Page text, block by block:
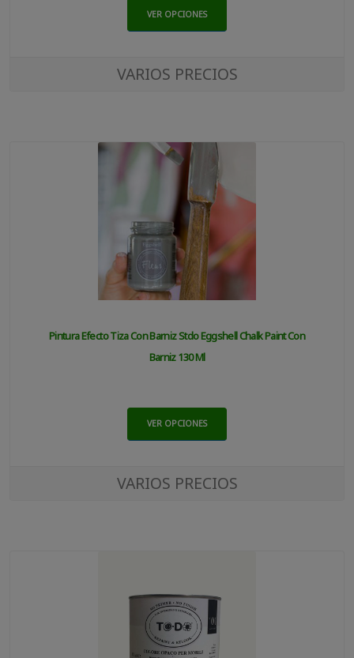
VER OPCIONES
VARIOS PRECIOS
Pintura Efecto Tiza Con Barniz Stdo Eggshell Chalk Paint Con
Barniz 130 Ml
VER OPCIONES
VARIOS PRECIOS